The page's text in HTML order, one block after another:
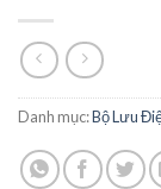
Danh mục:Bộ Lưu